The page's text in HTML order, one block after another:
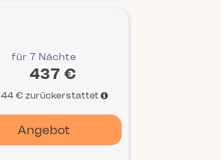
für 7 Nächte
437 €
44 € zurückerstattet
Angebot